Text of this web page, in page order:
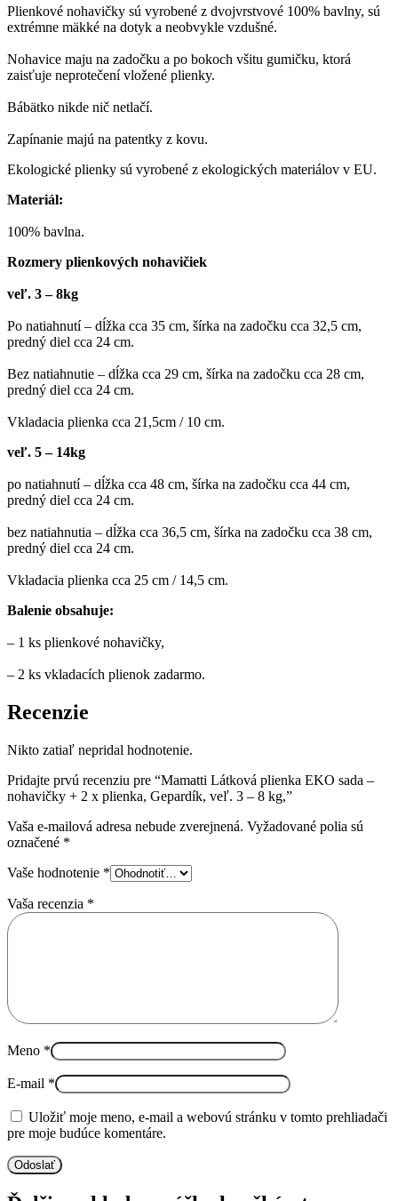
plienka,
Gepardík,
3
-
kg,
Plienkové nohavičky sú vyrobené z dvojvrstvové 100% bavlny, sú
extrémne mäkké na dotyk a neobvykle vzdušné.
Nohavice maju na zadočku a po bokoch všitu gumičku, ktorá
zaisťuje neprotečení vložené plienky.
Bábätko nikde nič netlačí.
Zapínanie majú na patentky z kovu.
Ekologické plienky sú vyrobené z ekologických materiálov v EU.
Materiál:
100% bavlna.
Rozmery plienkových nohavičiek
veľ. 3 – 8kg
Po natiahnutí – dĺžka cca 35 cm, šírka na zadočku cca 32,5 cm,
predný diel cca 24 cm.
Bez natiahnutie – dĺžka cca 29 cm, šírka na zadočku cca 28 cm,
predný diel cca 24 cm.
Vkladacia plienka cca 21,5cm / 10 cm.
veľ. 5 – 14kg
po natiahnutí – dĺžka cca 48 cm, šírka na zadočku cca 44 cm,
predný diel cca 24 cm.
bez natiahnutia – dĺžka cca 36,5 cm, šírka na zadočku cca 38 cm,
predný diel cca 24 cm.
Vkladacia plienka cca 25 cm / 14,5 cm.
Balenie obsahuje:
– 1 ks plienkové nohavičky,
– 2 ks vkladacích plienok zadarmo.
Recenzie
Nikto zatiaľ nepridal hodnotenie.
Pridajte prvú recenziu pre “Mamatti Látková plienka EKO sada –
nohavičky + 2 x plienka, Gepardík, veľ. 3 – 8 kg,”
Vaša e-mailová adresa nebude zverejnená. Vyžadované polia sú
označené *
Vaše hodnotenie *
Vaša recenzia *
Meno *
E-mail *
Uložiť moje meno, e-mail a webovú stránku v tomto prehliadači
pre moje budúce komentáre.